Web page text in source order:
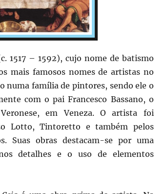
1517 – 1592), cujo nome de batismo
mais famosos nomes de artistas no
numa família de pintores, sendo ele o
com o pai Francesco Bassano, o
em Veneza. O artista foi
Lotto, Tintoretto e também pelos
Suas obras destacam-se por uma
detalhes e o uso de elementos